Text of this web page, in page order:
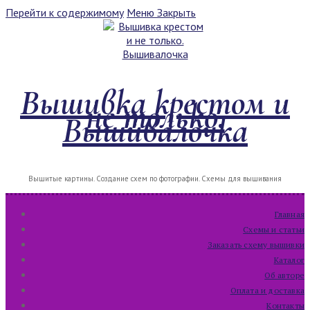
Перейти к содержимому Меню Закрыть
Вышивка крестом и
не только.
Вышивалочка
Вышитые картины. Создание схем по фотографии. Схемы для вышивания
Главная
Схемы и статьи
Заказать схему вышивки
Каталог
Об авторе
Оплата и доставка
Контакты